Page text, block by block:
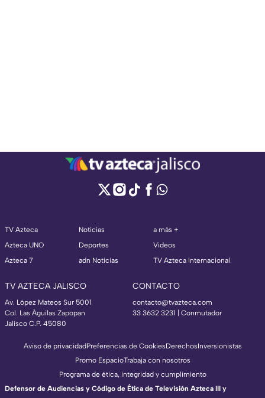
TV Azteca
Azteca UNO
Azteca 7
Noticias
Deportes
adn Noticias
a más +
Videos
TV Azteca Internacional
TV AZTECA JALISCO
Av. López Mateos Sur 5001
Col. Las Águilas Zapopan
Jalisco C.P. 45080
CONTACTO
contacto@tvazteca.com
33 3632 3231 | Conmutador
Aviso de privacidadPreferencias de CookiesDerechosInversionistas
Promo EspacioTrabaja con nosotros
Programa de ética, integridad y cumplimiento
Defensor de Audiencias y Código de Ética de Televisión Azteca III y